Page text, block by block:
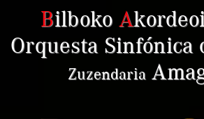
Bilboko A
Orquesta Sinfónica
Zuzendaria